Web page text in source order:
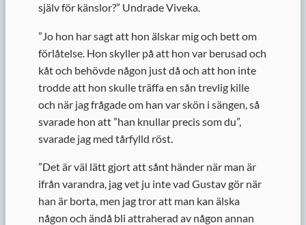
själv för känslor?” Undrade Viveka.
” Jo hon har sagt att hon älskar mig och bett om
förlåtelse. Hon skyller på att hon var berusad och
kåt och behövde någon just då och att hon inte
trodde att hon skulle träffa en sån trevlig kille
och när jag frågade om han var skön i sängen, så
svarade hon att ”han knullar precis som du”,
svarade jag med tårfylld röst.
”Det är väl lätt gjort att sånt händer när man är
ifrån varandra, jag vet ju inte vad Gustav gör när
han är borta, men jag tror att man kan älska
någon och ändå bli attraherad av någon annan